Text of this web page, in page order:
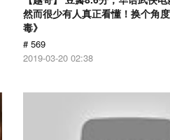
然而很少有人真正看懂！换个角
毒》
# 569
2019-03-20 02:38